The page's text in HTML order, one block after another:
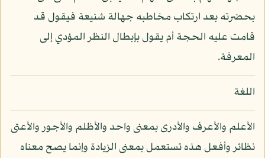
بحضرته بعد ارتكاب مخاطبه جهالة شنيعة فيقول قد
قامت عليه الحجة أم يقول بإبطال النظر المؤدي إلى
المعرفة.
اللغة
الأعلم والأعرف والأدرى بمعنى واحد والأظلم والأجور والأعتى
نظائر وأفعل هذه تستعمل بمعنى الزيادة وإنما يصح معناه